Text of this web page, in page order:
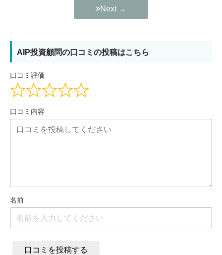
Next →
AIP投資顧問の口コミの投稿はこちら
口コミ評価
口コミ内容
名前
口コミを投稿する